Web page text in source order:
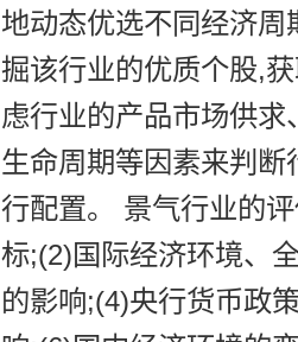
地动态优选不同经济
掘该行业的优质个股,
虑行业的产品市场供
生命周期等因素来判
行配置。 景气行业的
标;(2)国际经济环境、
的影响;(4)央行货币政